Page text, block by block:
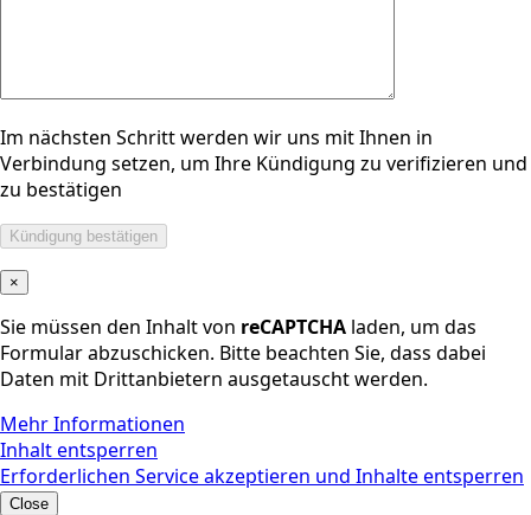
Im nächsten Schritt werden wir uns mit Ihnen in
Verbindung setzen, um Ihre Kündigung zu verifizieren und
zu bestätigen
×
Sie müssen den Inhalt von reCAPTCHA laden, um das
Formular abzuschicken. Bitte beachten Sie, dass dabei
Daten mit Drittanbietern ausgetauscht werden.
Mehr Informationen
Inhalt entsperren
Erforderlichen Service akzeptieren und Inhalte entsperren
Close